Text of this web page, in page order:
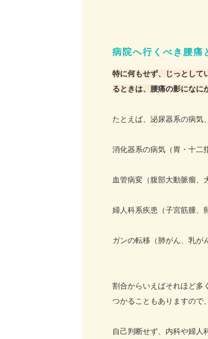
病院へ行くべき腰痛
特に何もせず、じっとして
るときは、腰痛の影になに
たとえば、泌尿器系の病気
消化器系の病気（胃・十二
血管病変（腹部大動脈瘤、
婦人科系疾患（子宮筋腫、
ガンの転移（肺がん、乳が
割合からいえばそれほど多
つかることもありますので
自己判断せず、内科や婦人